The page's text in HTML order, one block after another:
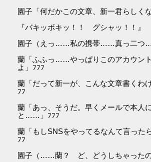
園子「何だかこの文章、新一君らしく
『バキッボキッ！！ グシャッ！！』
園子（えっ……私の携帯……真っ二つ
蘭「ふふっ……やっぱりこのアカウン
よ」ﾌﾌﾌ
蘭「だって新一が、こんな文章書くわ
ﾌﾌ
蘭「あっ、そうだ。早くメールで本人
と……」ﾌﾌﾌ
蘭「もしSNSをやってるなんて言っ
ﾌﾌ
園子（……蘭？ ど、どうしちゃった